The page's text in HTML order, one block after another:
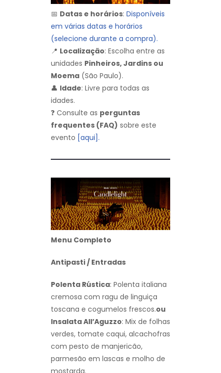
📅 Datas e horários: Disponíveis
em várias datas e horários
(selecione durante a compra).
📍 Localização: Escolha entre as
unidades Pinheiros, Jardins ou
Moema (São Paulo).
👤 Idade: Livre para todas as
idades.
❓ Consulte as perguntas
frequentes (FAQ) sobre este
evento [aqui].
Menu Completo
Antipasti / Entradas
Polenta Rústica: Polenta italiana
cremosa com ragu de linguiça
toscana e cogumelos frescos.ou
Insalata All’Aguzzo: Mix de folhas
verdes, tomate caqui, alcachofras
com pesto de manjericão,
parmesão em lascas e molho de
mostarda.